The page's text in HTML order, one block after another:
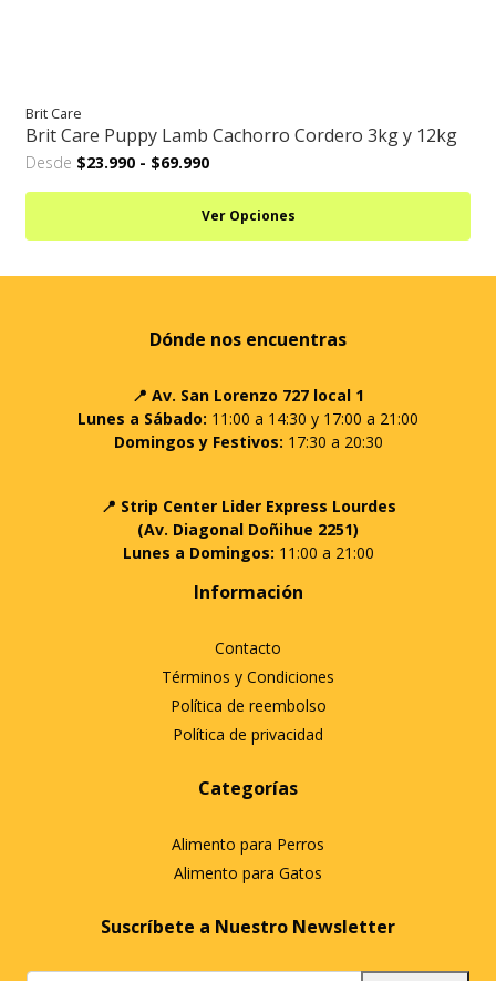
Brit Care
Brit Care Puppy Lamb Cachorro Cordero 3kg y 12kg
Desde $23.990 - $69.990
Ver Opciones
Dónde nos encuentras
📍 Av. San Lorenzo 727 local 1
Lunes a Sábado: 11:00 a 14:30 y 17:00 a 21:00
Domingos y Festivos: 17:30 a 20:30
📍 Strip Center Lider Express Lourdes
(Av. Diagonal Doñihue 2251)
Lunes a Domingos: 11:00 a 21:00
Información
Contacto
Términos y Condiciones
Política de reembolso
Política de privacidad
Categorías
Alimento para Perros
Alimento para Gatos
Suscríbete a Nuestro Newsletter